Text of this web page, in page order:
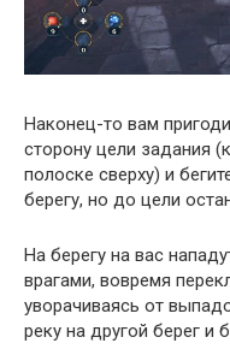
Наконец-то вам
сторону цели задания
полоске сверху) и
берегу, но до цели
На берегу на вас
врагами, вовремя
уворачиваясь от
реку на другой берег и